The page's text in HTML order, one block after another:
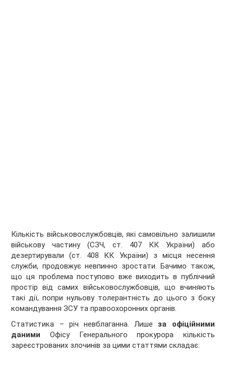
Кількість військовослужбовців, які самовільно залишили
військову частину (СЗЧ, ст. 407 КК України) або
дезертирували (ст. 408 КК України) з місця несення
служби, продовжує невпинно зростати. Бачимо також,
що ця проблема поступово вже виходить в публічний
простір від самих військовослужбовців, що вчиняють
такі дії, попри нульову толерантність до цього з боку
командування ЗСУ та правоохоронних органів.
Статистика – річ невблаганна. Лишеза офіційними
даними Офісу Генерального прокурора кількість
зареєстрованих злочинів за цими статтями складає: